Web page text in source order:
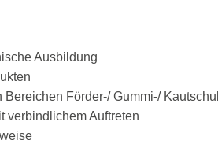
Ausbildung
Förder-/ Gummi-/
verbindlichem Auftreten